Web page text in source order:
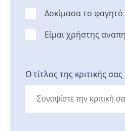
Δοκίμασα το φαγητό
Είμαι χρήστης
Ο τίτλος της κριτικής σας